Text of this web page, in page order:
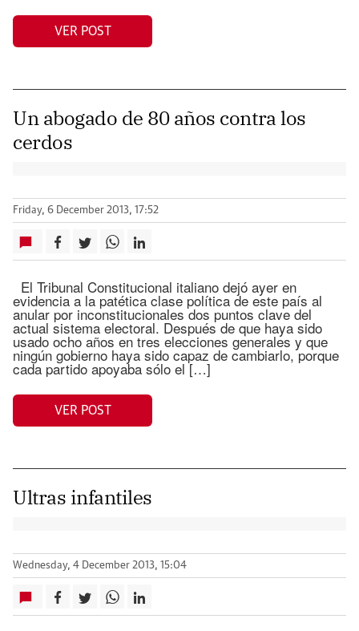
VER POST
Un abogado de 80 años contra los
cerdos
Friday, 6 December 2013, 17:52
El Tribunal Constitucional italiano dejó ayer en
evidencia a la patética clase política de este país al
anular por inconstitucionales dos puntos clave del
actual sistema electoral. Después de que haya sido
usado ocho años en tres elecciones generales y que
ningún gobierno haya sido capaz de cambiarlo, porque
cada partido apoyaba sólo el […]
VER POST
Ultras infantiles
Wednesday, 4 December 2013, 15:04